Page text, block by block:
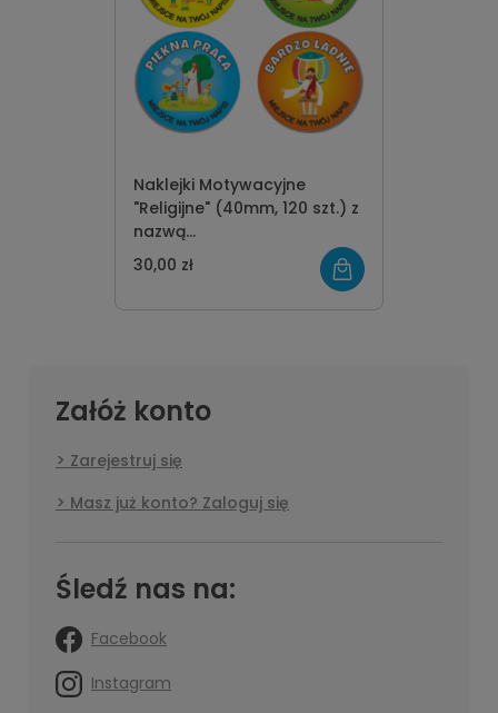
Naklejki Motywacyjne
"Religijne" (40mm, 120 szt.) z
nazwą
szkoły/przedszkola/grupy
30,00 zł
Załóż konto
Zarejestruj się
Masz już konto? Zaloguj się
Śledź nas na:
Facebook
Instagram